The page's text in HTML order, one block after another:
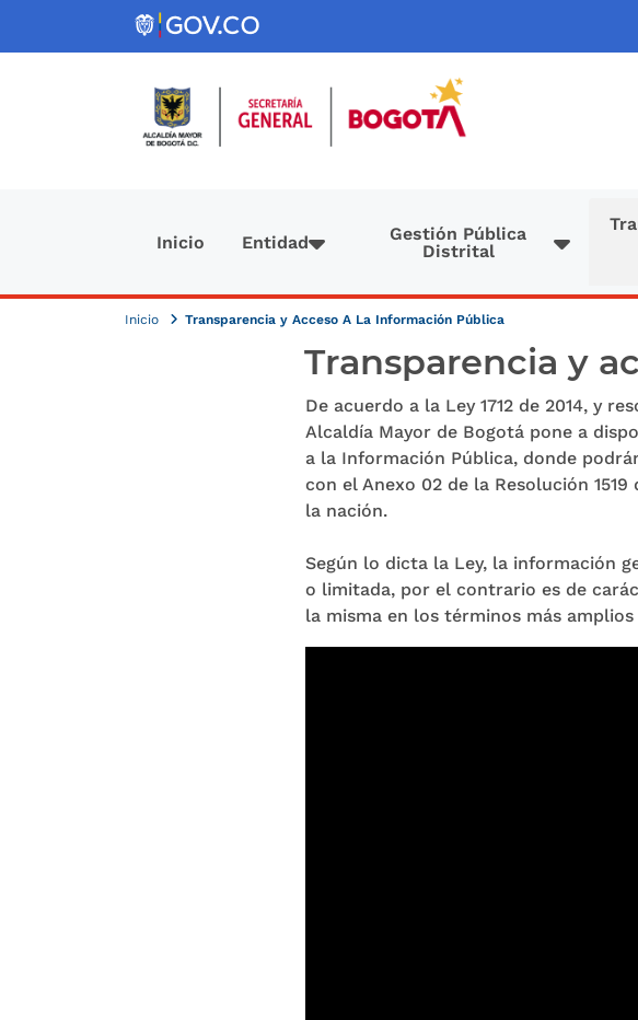
Pasar al contenido principal
Inicio Entidad
Gestión Pública
Distrital
Inicio Transparencia y Acceso A La Información Pública
Transparencia y
De acuerdo a la Ley 1712 de 2014, y
Alcaldía Mayor de Bogotá pone a
a la Información Pública, donde
con el Anexo 02 de la Resolución
la nación.
Según lo dicta la Ley, la información
o limitada, por el contrario es de
la misma en los términos más